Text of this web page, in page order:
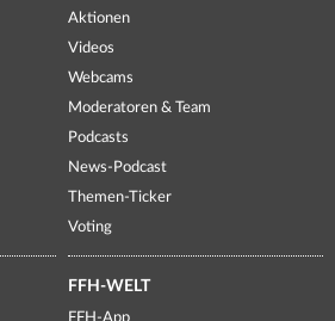
Aktionen
Videos
Webcams
Moderatoren & Team
Podcasts
News-Podcast
Themen-Ticker
Voting
FFH-WELT